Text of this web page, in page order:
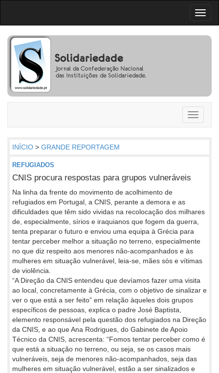
Toggle
INÍCIO > GRANDE REPORTAGEM
REFUGIADOS
CNIS procura respostas para grupos vulneráveis
Na linha da frente do movimento de acolhimento de
refugiados em Portugal, a CNIS, perante a demora e as
dificuldades que têm sido vividas na recolocação dos milhares
de, especialmente, sírios e iraquianos que fogem da guerra,
tenta preparar o futuro e enviou uma equipa à Grécia para
tentar perceber melhor a situação no terreno, especialmente
no que diz respeito aos menores não-acompanhados e às
mulheres em situação vulnerável, leia-se, mães sós e vítimas
de violência.
“A Direção da CNIS entendeu que devíamos fazer uma visita
ao local, concretamente à Grécia, com o objetivo de sinalizar e
ver o que está a ser feito” em relação àqueles dois grupos
específicos de pessoas, explica o padre José Baptista,
elemento responsável pela questão dos refugiados na Direção
da CNIS, e ao que Ana Rodrigues, do Gabinete de Apoio
Técnico da CNIS, acrescenta: “Fomos tentar perceber como é
que está a situação no terreno, ou seja, se os casos mais
vulneráveis, seja de menores não-acompanhados, seja das
mulheres em situação vulnerável, estão a ser sinalizados e